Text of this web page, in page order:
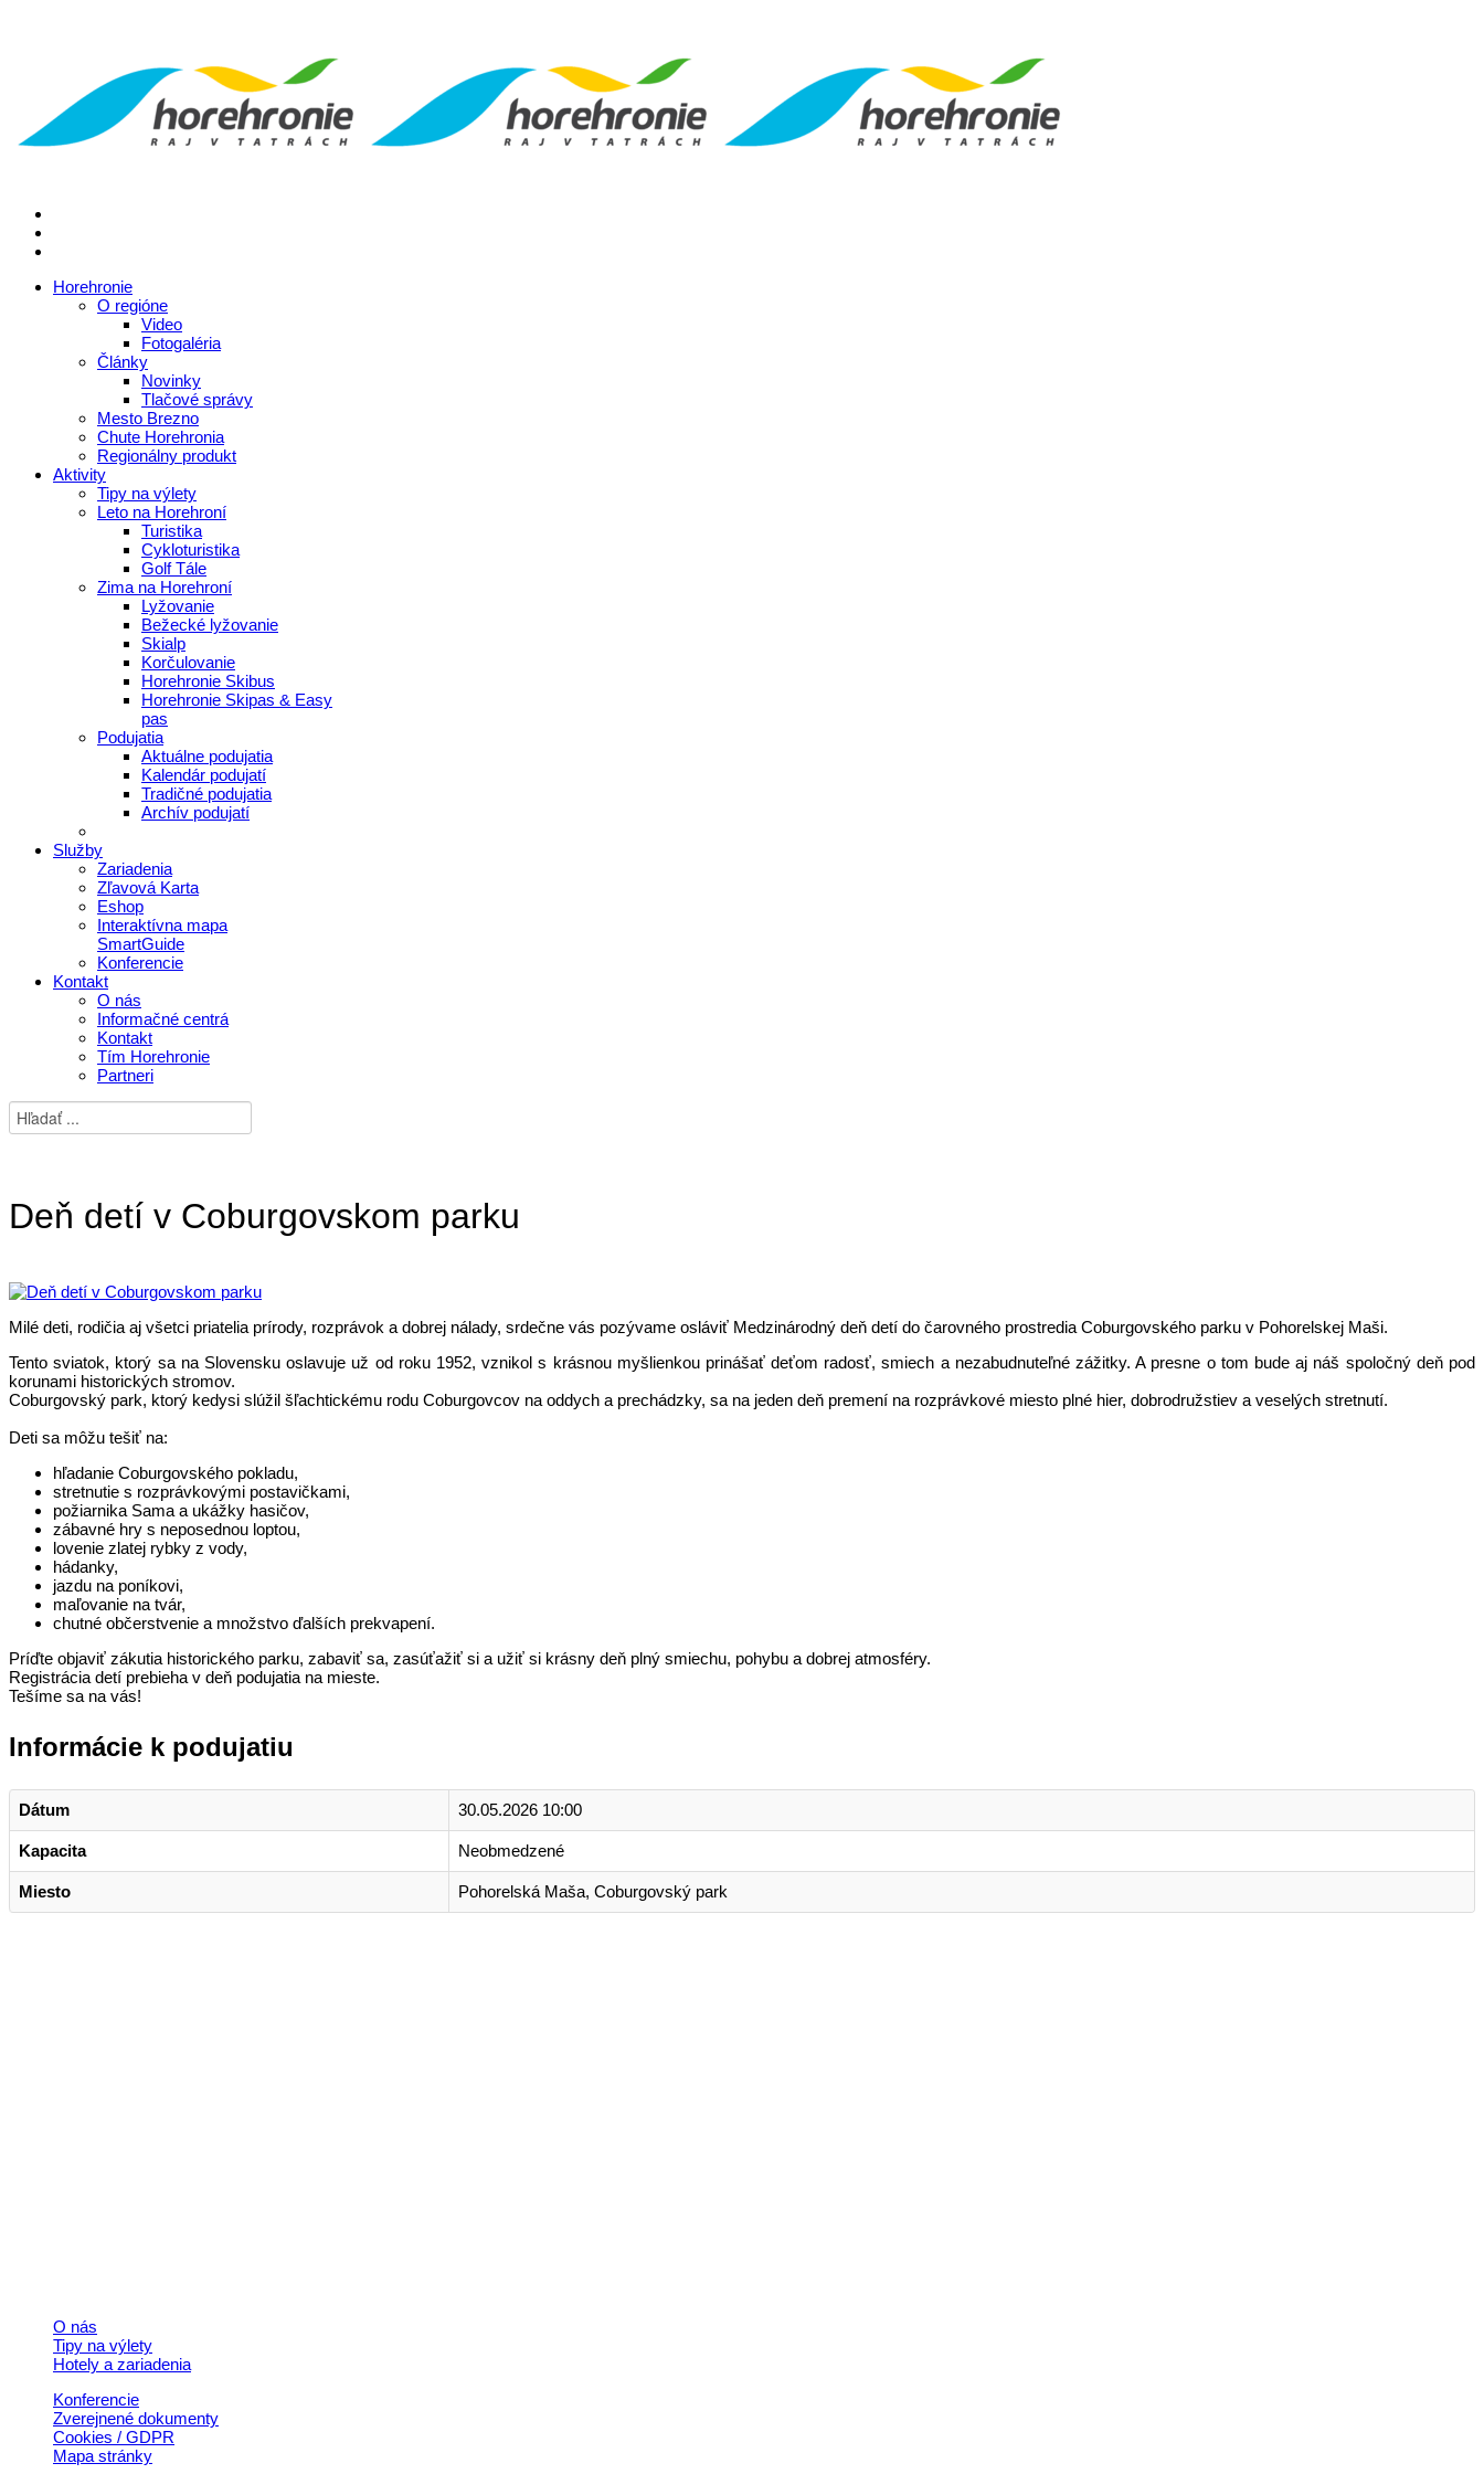
Horehronie
O regióne
Video
Fotogaléria
Články
Novinky
Tlačové správy
Mesto Brezno
Chute Horehronia
Regionálny produkt
Aktivity
Tipy na výlety
Leto na Horehroní
Turistika
Cykloturistika
Golf Tále
Zima na Horehroní
Lyžovanie
Bežecké lyžovanie
Skialp
Korčulovanie
Horehronie Skibus
Horehronie Skipas & Easy
pas
Podujatia
Aktuálne podujatia
Kalendár podujatí
Tradičné podujatia
Archív podujatí
Služby
Zariadenia
Zľavová Karta
Eshop
Interaktívna mapa
SmartGuide
Konferencie
Kontakt
O nás
Informačné centrá
Kontakt
Tím Horehronie
Partneri
Deň detí v Coburgovskom parku
Milé deti, rodičia aj všetci priatelia prírody, rozprávok a dobrej nálady, srdečne vás pozývame osláviť Medzinárodný deň detí do čarovného prostredia Coburgovského parku v Pohorelskej Maši.
Tento sviatok, ktorý sa na Slovensku oslavuje už od roku 1952, vznikol s krásnou myšlienkou prinášať deťom radosť, smiech a nezabudnuteľné zážitky. A presne o tom bude aj náš spoločný deň pod
korunami historických stromov.
Coburgovský park, ktorý kedysi slúžil šľachtickému rodu Coburgovcov na oddych a prechádzky, sa na jeden deň premení na rozprávkové miesto plné hier, dobrodružstiev a veselých stretnutí.
Deti sa môžu tešiť na:
hľadanie Coburgovského pokladu,
stretnutie s rozprávkovými postavičkami,
požiarnika Sama a ukážky hasičov,
zábavné hry s neposednou loptou,
lovenie zlatej rybky z vody,
hádanky,
jazdu na poníkovi,
maľovanie na tvár,
chutné občerstvenie a množstvo ďalších prekvapení.
Príďte objaviť zákutia historického parku, zabaviť sa, zasúťažiť si a užiť si krásny deň plný smiechu, pohybu a dobrej atmosféry.
Registrácia detí prebieha v deň podujatia na mieste.
Tešíme sa na vás!
Informácie k podujatiu
Dátum 30.05.2026 10:00
Kapacita Neobmedzené
Miesto Pohorelská Maša, Coburgovský park
O nás
Tipy na výlety
Hotely a zariadenia
Konferencie
Zverejnené dokumenty
Cookies / GDPR
Mapa stránky